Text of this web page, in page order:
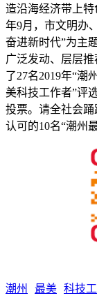
造沿海经济带上
年9月，市文明办
奋进新时代”为主
广泛发动、层层
了27名2019年“潮
美科技工作者”评
投票。请全社会
认可的10名“潮州
潮州 最美 科技